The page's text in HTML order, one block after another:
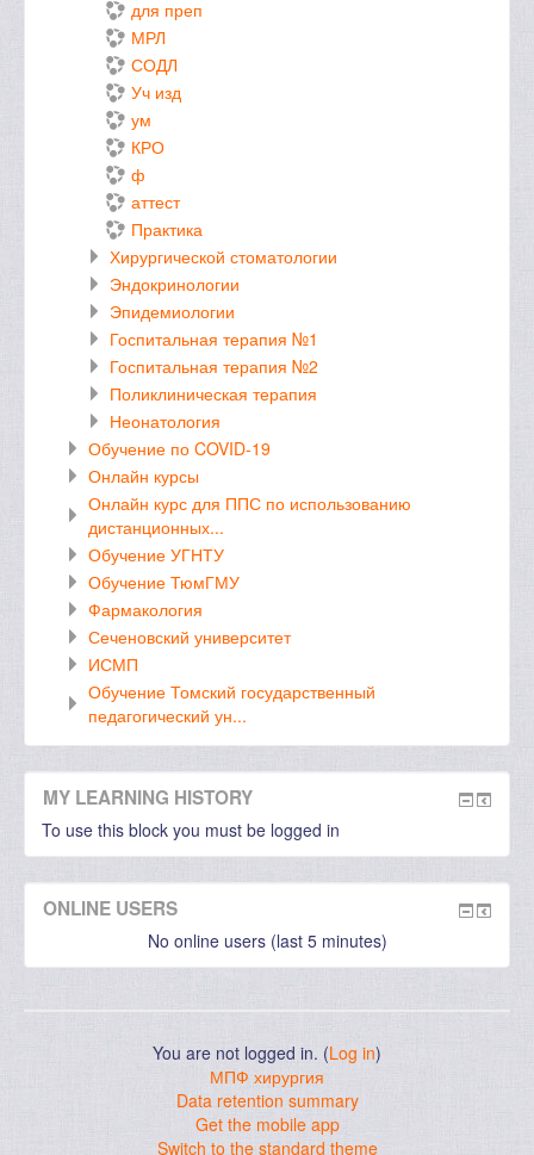
для преп
МРЛ
СОДЛ
Уч изд
ум
КРО
ф
аттест
Практика
Хирургической стоматологии
Эндокринологии
Эпидемиологии
Госпитальная терапия №1
Госпитальная терапия №2
Поликлиническая терапия
Неонатология
Обучение по COVID-19
Онлайн курсы
Онлайн курс для ППС по использованию
дистанционных...
Обучение УГНТУ
Обучение ТюмГМУ
Фармакология
Сеченовский университет
ИСМП
Обучение Томский государственный
педагогический ун...
MY LEARNING HISTORY
To use this block you must be logged in
ONLINE USERS
No online users (last 5 minutes)
You are not logged in. (Log in)
МПФ хирургия
Data retention summary
Get the mobile app
Switch to the standard theme